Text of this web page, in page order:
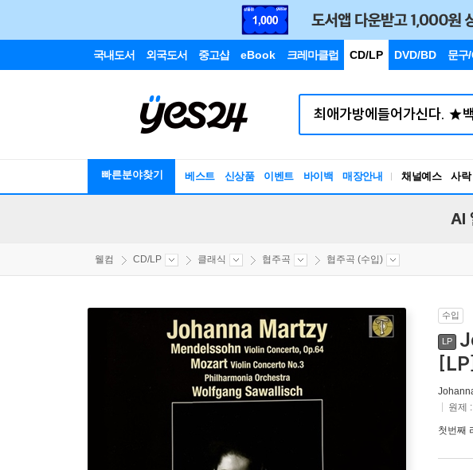
국내도서 외국도서 중고샵 eBook 크레마클럽 CD/LP DVD/BD 문구
빠른분야찾기 베스트 신상품 이벤트 바이백 매장안내 채널예스 사락
AI
웰컴 CD/LP 클래식 협주곡 협주곡 (수입)
수입
LP
원제 :
첫번째